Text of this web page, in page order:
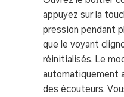
appuyez sur la
pression pendant
que le voyant
réinitialisés. Le
automatiquement
des écouteurs.